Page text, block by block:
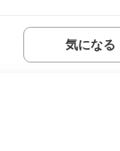
気になる